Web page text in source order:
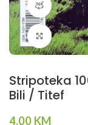
360
Klikni da
Stripoteka
Bili / Titef
4,00 KM